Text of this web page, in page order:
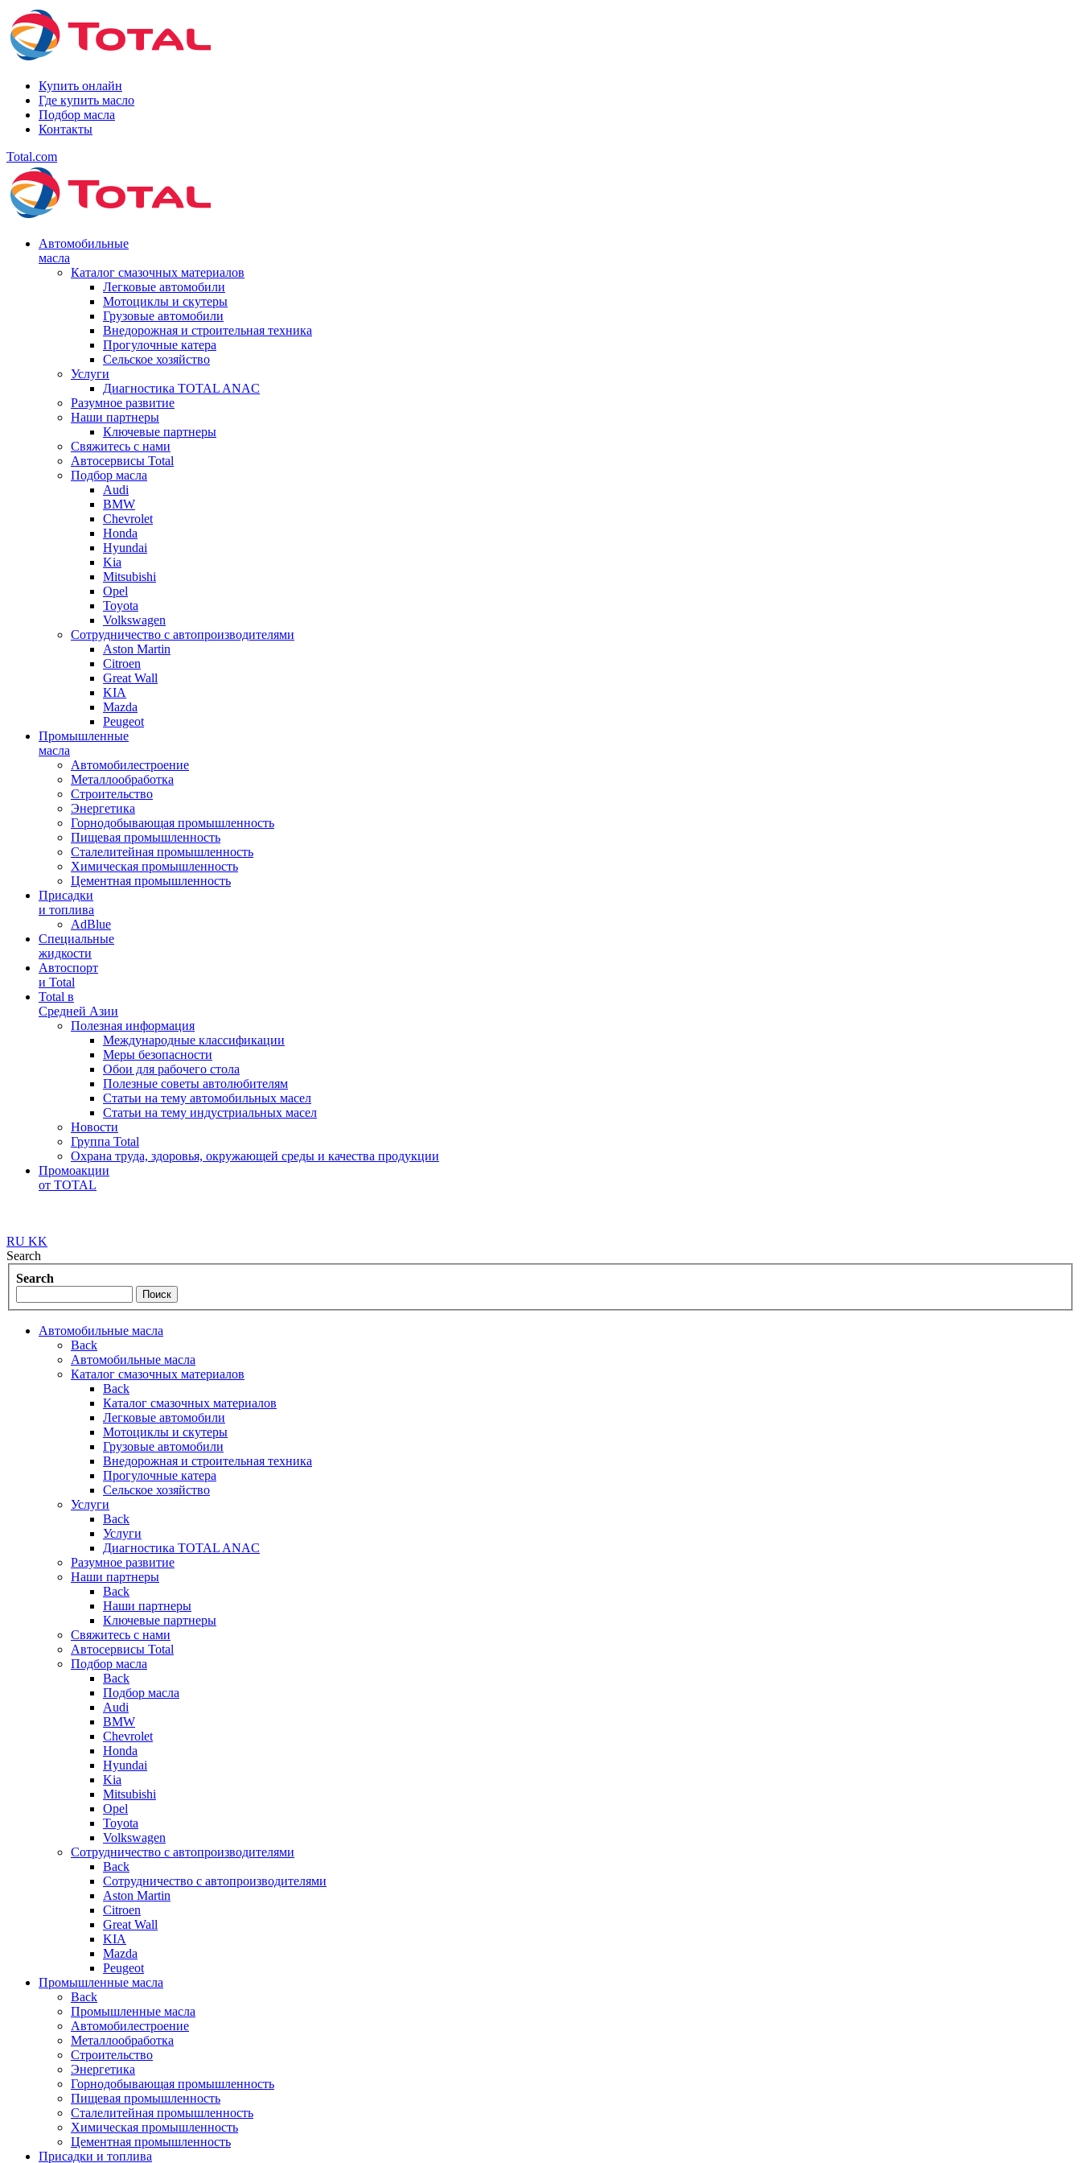
Купить онлайн
Где купить масло
Подбор масла
Контакты
Total.com
Автомобильные
масла
Каталог смазочных материалов
Легковые автомобили
Мотоциклы и скутеры
Грузовые автомобили
Внедорожная и строительная техника
Прогулочные катера
Сельское хозяйство
Услуги
Диагностика TOTAL ANAC
Разумное развитие
Наши партнеры
Ключевые партнеры
Свяжитесь с нами
Автосервисы Total
Подбор масла
Audi
BMW
Chevrolet
Honda
Hyundai
Kia
Mitsubishi
Opel
Toyota
Volkswagen
Сотрудничество с автопроизводителями
Aston Martin
Citroen
Great Wall
KIA
Mazda
Peugeot
Промышленные
масла
Автомобилестроение
Металлообработка
Строительство
Энергетика
Горнодобывающая промышленность
Пищевая промышленность
Сталелитейная промышленность
Химическая промышленность
Цементная промышленность
Присадки
и топлива
AdBlue
Специальные
жидкости
Автоспорт
и Total
Total в
Средней Азии
Полезная информация
Международные классификации
Меры безопасности
Обои для рабочего стола
Полезные советы автолюбителям
Статьи на тему автомобильных масел
Статьи на тему индустриальных масел
Новости
Группа Total
Охрана труда, здоровья, окружающей среды и качества продукции
Промоакции
от TOTAL
RU KK
Search
Search
Автомобильные масла
Back
Автомобильные масла
Каталог смазочных материалов
Back
Каталог смазочных материалов
Легковые автомобили
Мотоциклы и скутеры
Грузовые автомобили
Внедорожная и строительная техника
Прогулочные катера
Сельское хозяйство
Услуги
Back
Услуги
Диагностика TOTAL ANAC
Разумное развитие
Наши партнеры
Back
Наши партнеры
Ключевые партнеры
Свяжитесь с нами
Автосервисы Total
Подбор масла
Back
Подбор масла
Audi
BMW
Chevrolet
Honda
Hyundai
Kia
Mitsubishi
Opel
Toyota
Volkswagen
Сотрудничество с автопроизводителями
Back
Сотрудничество с автопроизводителями
Aston Martin
Citroen
Great Wall
KIA
Mazda
Peugeot
Промышленные масла
Back
Промышленные масла
Автомобилестроение
Металлообработка
Строительство
Энергетика
Горнодобывающая промышленность
Пищевая промышленность
Сталелитейная промышленность
Химическая промышленность
Цементная промышленность
Присадки и топлива